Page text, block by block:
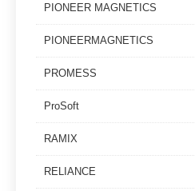
PIONEER MAGNETICS
PIONEERMAGNETICS
PROMESS
ProSoft
RAMIX
RELIANCE